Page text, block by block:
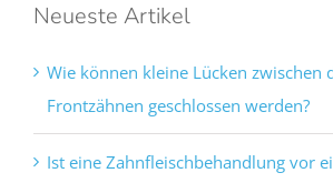
Neueste Artikel
Wie können kleine Lücken zwischen
Frontzähnen geschlossen werden?
Ist eine Zahnfleischbehandlung vor